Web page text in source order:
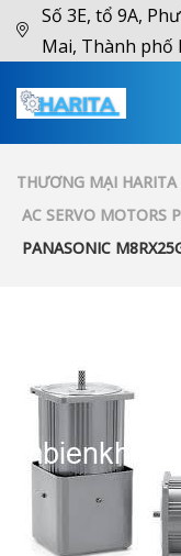
Số 3E, tổ 9A,
Mai, Thành phố
THƯƠNG MẠI HARITA
AC SERVO MOTORS
PANASONIC